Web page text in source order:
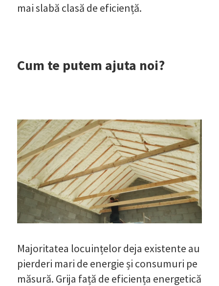
mai slabă clasă de eficiență.
Cum te putem ajuta noi?
Majoritatea locuințelor deja existente au
pierderi mari de energie și consumuri pe
măsură. Grija față de eficiența energetică